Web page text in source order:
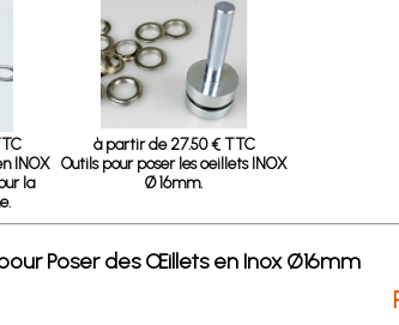
INOX
la
à partir de 27.50 € TTC
Outils pour poser les oeillets INOX
Ø 16mm.
Poser des Œillets en Inox Ø16mm